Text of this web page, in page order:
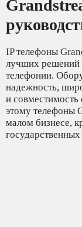
IP телефоны
лучших решений
телефонии.
надежность,
и
этому телефоны
малом бизнесе,